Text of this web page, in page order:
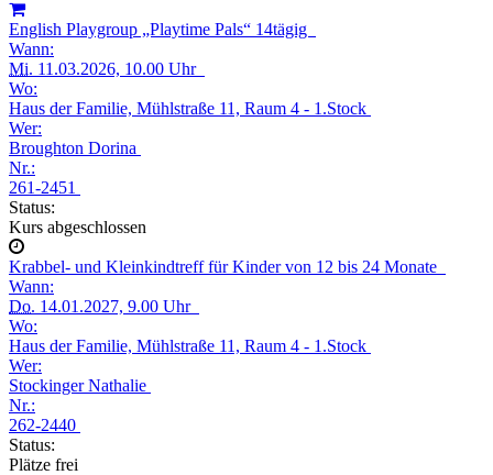
English Playgroup „Playtime Pals“ 14tägig
Wann:
Mi. 11.03.2026, 10.00 Uhr
Wo:
Haus der Familie, Mühlstraße 11, Raum 4 - 1.Stock
Wer:
Broughton Dorina
Nr.:
261-2451
Status:
Kurs abgeschlossen
Krabbel- und Kleinkindtreff für Kinder von 12 bis 24 Monate
Wann:
Do. 14.01.2027, 9.00 Uhr
Wo:
Haus der Familie, Mühlstraße 11, Raum 4 - 1.Stock
Wer:
Stockinger Nathalie
Nr.:
262-2440
Status:
Plätze frei